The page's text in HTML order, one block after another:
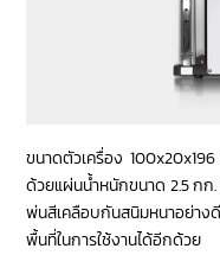
ขนาดตัวเครื่อง
ด้วยแผ่นน้ำหนักขนาด 2.5 กก
พ่นสีเคลือบกันสนิมหนาอย่า
พื้นที่ในการใช้งานได้อีกด้วย